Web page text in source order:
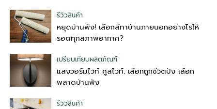
รีวิวสินค้า
หยุดบ้านพัง! เลือกสีทาบ้านภายนอกอย่างไรให้
รอดทุกสภาพอากาศ?
เปรียบเทียบผลิตภัณฑ์
แสงวอร์มไวท์ คูลไวท์: เลือกถูกชีวิตปัง เลือก
พลาดบ้านพัง
รีวิวสินค้า